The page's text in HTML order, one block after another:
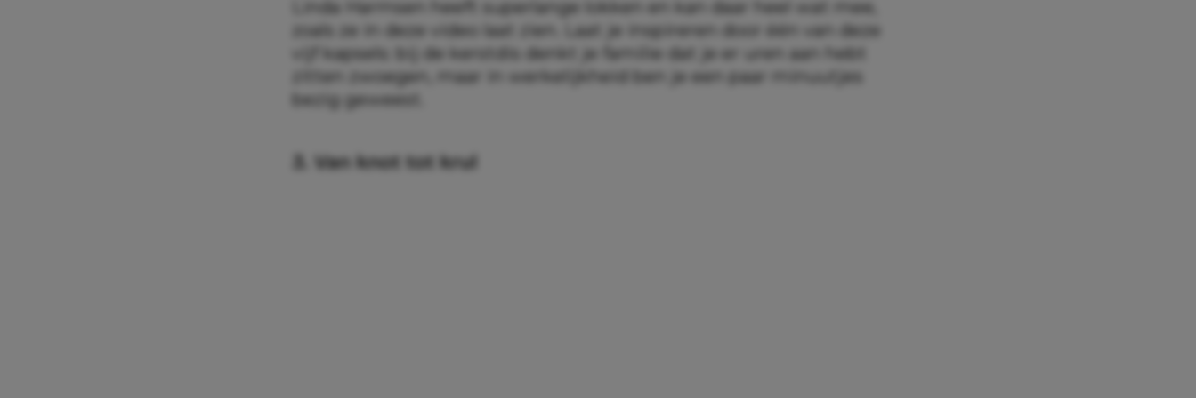
Linda Harmsen heeft superlange lokken en kan daar heel wat mee,
zoals ze in deze video laat zien. Laat je inspireren door één van deze
vijf kapsels: bij de kerstdis denkt je familie dat je er uren aan hebt
zitten zwoegen, maar in werkelijkheid ben je een paar minuutjes
bezig geweest.
3. Van knot tot krul